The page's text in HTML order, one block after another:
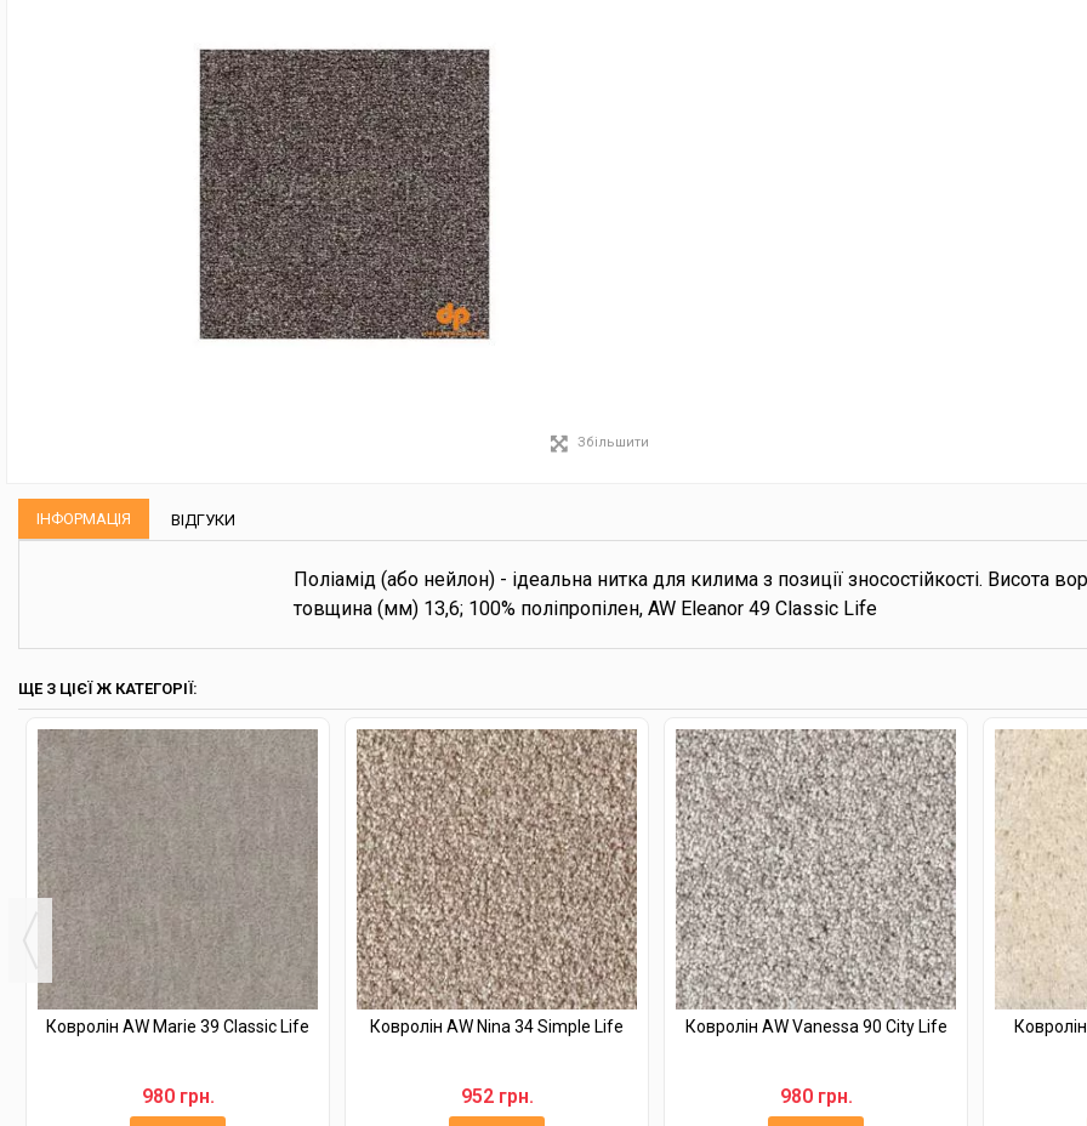
Збільшити
ІНФОРМАЦІЯ ВІДГУКИ
Поліамід (або нейлон) - ідеальна нитка для килима з позиції зносостійкості. Висота
товщина (мм) 13,6; 100% поліпропілен, AW Eleanor 49 Classic Life
ЩЕ З ЦІЄЇ Ж КАТЕГОРІЇ:
Ковролін AW Marie 39 Classic Life
980 грн.
Ковролін AW Nina 34 Simple Life
952 грн.
Ковролін AW Vanessa 90 City Life
980 грн.